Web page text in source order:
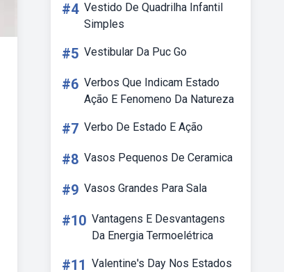
#4 Vestido De Quadrilha Infantil
Simples
#5 Vestibular Da Puc Go
#6 Verbos Que Indicam Estado
Ação E Fenomeno Da Natureza
#7 Verbo De Estado E Ação
#8 Vasos Pequenos De Ceramica
#9 Vasos Grandes Para Sala
#10 Vantagens E Desvantagens
Da Energia Termoelétrica
#11 Valentine's Day Nos Estados